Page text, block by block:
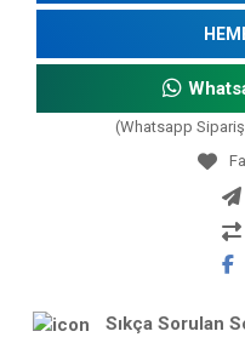
(Whatsapp
Sıkça Sorulan